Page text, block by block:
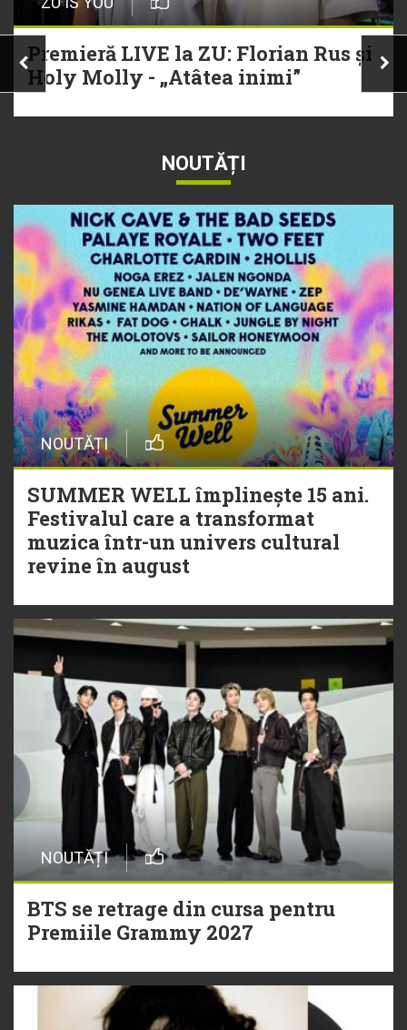
Premieră LIVE la ZU: Florian Rus și
Holy Molly - „Atâtea inimi”
NOUTĂȚI
NOUTĂȚI
SUMMER WELL împlinește 15 ani.
Festivalul care a transformat
muzica într-un univers cultural
revine în august
NOUTĂȚI
BTS se retrage din cursa pentru
Premiile Grammy 2027